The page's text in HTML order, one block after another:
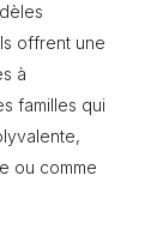
offrent une
à
familles qui
ou comme